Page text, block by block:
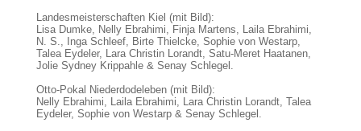
Landesmeisterschaften Kiel (mit Bild):
Lisa Dumke, Nelly Ebrahimi, Finja Martens, Laila Ebrahimi,
N. S., Inga Schleef, Birte Thielcke, Sophie von Westarp,
Talea Eydeler, Lara Christin Lorandt, Satu-Meret Haatanen,
Jolie Sydney Krippahle & Senay Schlegel.
Otto-Pokal Niederdodeleben (mit Bild):
Nelly Ebrahimi, Laila Ebrahimi, Lara Christin Lorandt, Talea
Eydeler, Sophie von Westarp & Senay Schlegel.